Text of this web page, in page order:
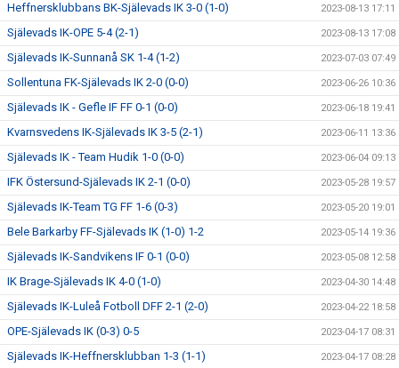
Heffnersklubbans BK-Själevads IK 3-0 (1-0) 2023-08-13 17:11
Själevads IK-OPE 5-4 (2-1) 2023-08-13 17:08
Själevads IK-Sunnanå SK 1-4 (1-2) 2023-07-03 07:49
Sollentuna FK-Själevads IK 2-0 (0-0) 2023-06-26 10:36
Själevads IK - Gefle IF FF 0-1 (0-0) 2023-06-18 19:41
Kvarnsvedens IK-Själevads IK 3-5 (2-1) 2023-06-11 13:36
Själevads IK - Team Hudik 1-0 (0-0) 2023-06-04 09:13
IFK Östersund-Själevads IK 2-1 (0-0) 2023-05-28 19:57
Själevads IK-Team TG FF 1-6 (0-3) 2023-05-20 19:01
Bele Barkarby FF-Själevads IK (1-0) 1-2 2023-05-14 19:36
Själevads IK-Sandvikens IF 0-1 (0-0) 2023-05-08 12:58
IK Brage-Själevads IK 4-0 (1-0) 2023-04-30 14:48
Själevads IK-Luleå Fotboll DFF 2-1 (2-0) 2023-04-22 18:58
OPE-Själevads IK (0-3) 0-5 2023-04-17 08:31
Själevads IK-Heffnersklubban 1-3 (1-1) 2023-04-17 08:28